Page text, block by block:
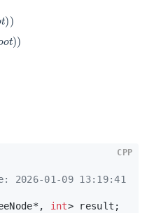
oo
2026-01-09 13:19:41
int> result;
CPP